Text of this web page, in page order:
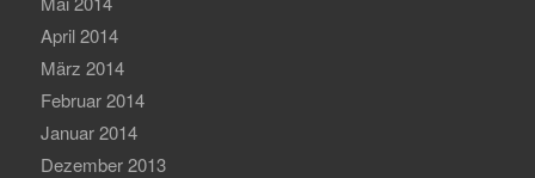
April 2014
März 2014
Februar 2014
Januar 2014
Dezember 2013